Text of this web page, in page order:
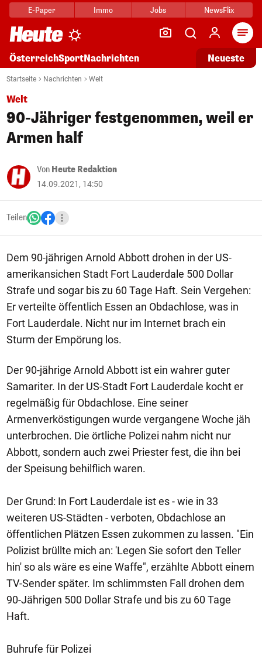
E-Paper Immo Jobs NewsFlix
ÖsterreichSportNachrichten Neueste
Startseite Nachrichten Welt
Welt
90-Jähriger festgenommen, weil er
Armen half
Von Heute Redaktion
14.09.2021, 14:50
Teilen
Dem 90-jährigen Arnold Abbott drohen in der US-
amerikansichen Stadt Fort Lauderdale 500 Dollar
Strafe und sogar bis zu 60 Tage Haft. Sein Vergehen:
Er verteilte öffentlich Essen an Obdachlose, was in
Fort Lauderdale. Nicht nur im Internet brach ein
Sturm der Empörung los.
Der 90-jährige Arnold Abbott ist ein wahrer guter
Samariter. In der US-Stadt Fort Lauderdale kocht er
regelmäßig für Obdachlose. Eine seiner
Armenverköstigungen wurde vergangene Woche jäh
unterbrochen. Die örtliche Polizei nahm nicht nur
Abbott, sondern auch zwei Priester fest, die ihn bei
der Speisung behilflich waren.
Der Grund: In Fort Lauderdale ist es - wie in 33
weiteren US-Städten - verboten, Obdachlose an
öffentlichen Plätzen Essen zukommen zu lassen. "Ein
Polizist brüllte mich an: 'Legen Sie sofort den Teller
hin' so als wäre es eine Waffe", erzählte Abbott einem
TV-Sender später. Im schlimmsten Fall drohen dem
90-Jährigen 500 Dollar Strafe und bis zu 60 Tage
Haft.
Buhrufe für Polizei